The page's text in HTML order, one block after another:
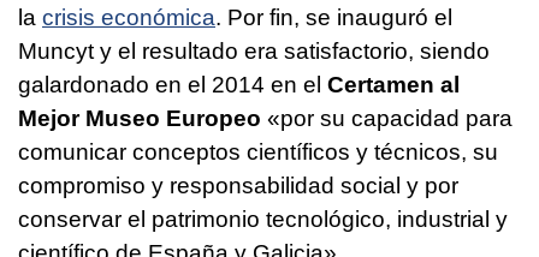
la crisis económica. Por fin, se inauguró el
Muncyt y el resultado era satisfactorio, siendo
galardonado en el 2014 en el Certamen al
Mejor Museo Europeo «por su capacidad para
comunicar conceptos científicos y técnicos, su
compromiso y responsabilidad social y por
conservar el patrimonio tecnológico, industrial y